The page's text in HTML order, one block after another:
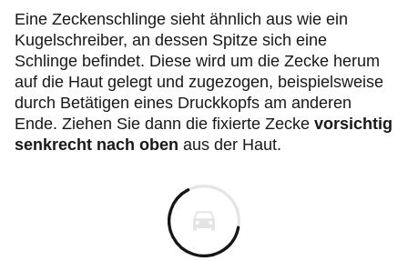
Eine Zeckenschlinge sieht ähnlich aus wie ein
Kugelschreiber, an dessen Spitze sich eine
Schlinge befindet. Diese wird um die Zecke herum
auf die Haut gelegt und zugezogen, beispielsweise
durch Betätigen eines Druckkopfs am anderen
Ende. Ziehen Sie dann die fixierte Zecke vorsichtig
senkrecht nach oben aus der Haut.